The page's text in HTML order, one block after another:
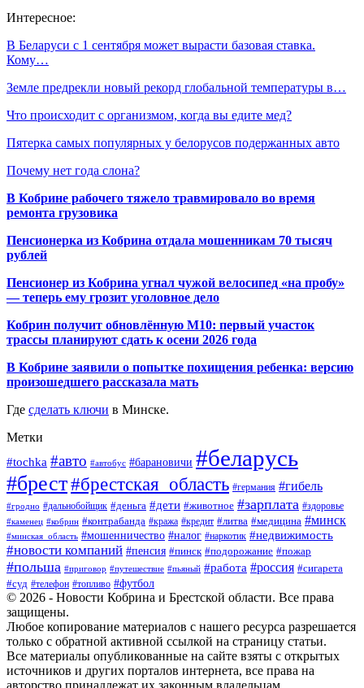
Интересное:
В Беларуси с 1 сентября может вырасти базовая ставка.
Кому…
Земле предрекли новый рекорд глобальной температуры в…
Что происходит с организмом, когда вы едите мед?
Пятерка самых популярных у белорусов подержанных авто
Почему нет года слона?
В Кобрине рабочего тяжело травмировало во время
ремонта грузовика
Пенсионерка из Кобрина отдала мошенникам 70 тысяч
рублей
Пенсионер из Кобрина угнал чужой велосипед «на пробу»
— теперь ему грозит уголовное дело
Кобрин получит обновлённую М10: первый участок
трассы планируют сдать к осени 2026 года
В Кобрине заявили о попытке похищения ребенка: версию
произошедшего рассказала мать
Где сделать ключи в Минске.
Метки
#tochka #авто #автобус #барановичи #беларусь
#брест#брестская_область #германия #гибель
#гродно #дальнобойщик #деньга #дети #животное #зарплата #здоровье
#каменец #кобрин #контрабанда #кража #кредит #литва #медицина #минск
#минская_область #мошенничество #налог #наркотик #недвижимость
#новости компаний #пенсия #пинск #подорожание #пожар
#польша #приговор #путешествие #пьяный #работа #россия #сигарета
#суд #телефон #топливо #футбол
© 2026 - Новости Кобрина и Брестской области. Все права
защищены.
Любое копирование материалов с нашего ресурса разрешается
только с обратной активной ссылкой на страницу статьи.
Все материалы опубликованные на сайте взяты с открытых
источников и других порталов интернета, все права на
авторство принадлежат их законным владельцам.